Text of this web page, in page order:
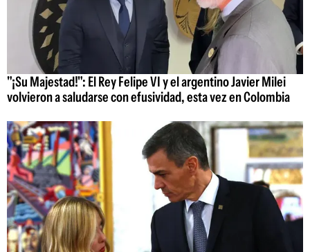
"¡Su Majestad!": El Rey Felipe VI y el argentino Javier Milei
volvieron a saludarse con efusividad, esta vez en Colombia